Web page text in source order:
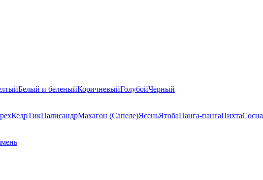
Белый и беленыйКоричневыйГолубойЧерный
КедрТикПалисандрМахагон (Сапеле)ЯсеньЯтобаПанга-пангаПихтаСосна